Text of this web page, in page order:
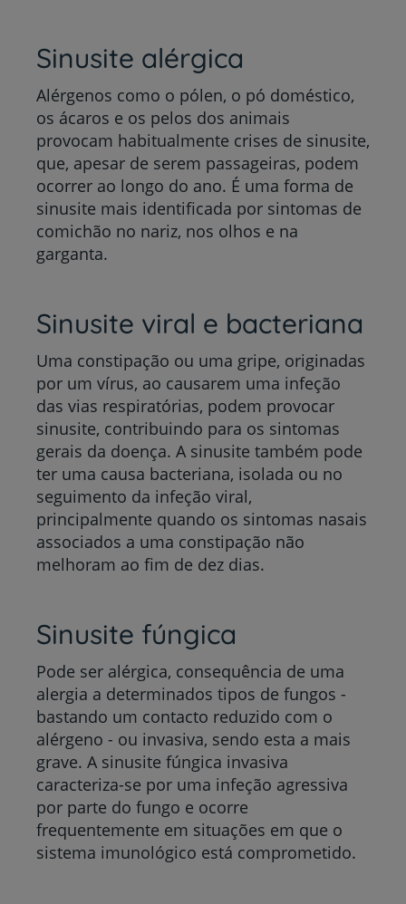
Sinusite alérgica
Alérgenos como o pólen, o pó doméstico,
os ácaros e os pelos dos animais
provocam habitualmente crises de sinusite,
que, apesar de serem passageiras, podem
ocorrer ao longo do ano. É uma forma de
sinusite mais identificada por sintomas de
comichão no nariz, nos olhos e na
garganta.
Sinusite viral e bacteriana
Uma constipação ou uma gripe, originadas
por um vírus, ao causarem uma infeção
das vias respiratórias, podem provocar
sinusite, contribuindo para os sintomas
gerais da doença. A sinusite também pode
ter uma causa bacteriana, isolada ou no
seguimento da infeção viral,
principalmente quando os sintomas nasais
associados a uma constipação não
melhoram ao fim de dez dias.
Sinusite fúngica
Pode ser alérgica, consequência de uma
alergia a determinados tipos de fungos -
bastando um contacto reduzido com o
alérgeno - ou invasiva, sendo esta a mais
grave. A sinusite fúngica invasiva
caracteriza-se por uma infeção agressiva
por parte do fungo e ocorre
frequentemente em situações em que o
sistema imunológico está comprometido.